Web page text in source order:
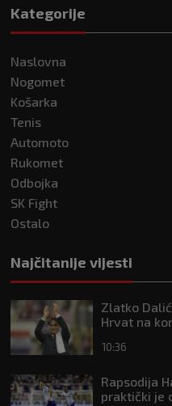
Kategorije
Naslovna
Nogomet
Košarka
Tenis
Automoto
Rukomet
Odbojka
SK Fight
Ostalo
Najčitanije vijesti
Zlatko
Hrvat na
10:36
Rapsodija
praktički je